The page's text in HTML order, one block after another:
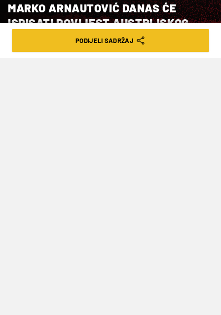
MARKO ARNAUTOVIĆ DANAS ĆE
ISPISATI POVIJEST AUSTRIJSKOG
PODIJELI SADRŽAJ